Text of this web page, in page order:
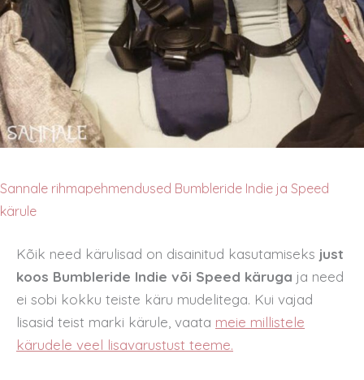
Sannale rihmapehmendused Bumbleride Indie ja Speed
kärule
Kõik need kärulisad on disainitud kasutamiseks just
koos Bumbleride Indie või Speed käruga ja need
ei sobi kokku teiste käru mudelitega. Kui vajad
lisasid teist marki kärule, vaata meie millistele
kärudele veel lisavarustust teeme.